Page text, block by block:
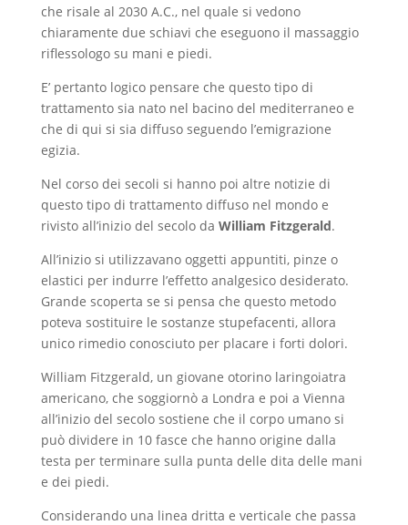
che risale al 2030 A.C., nel quale si vedono
chiaramente due schiavi che eseguono il massaggio
riflessologo su mani e piedi.
E’ pertanto logico pensare che questo tipo di
trattamento sia nato nel bacino del mediterraneo e
che di qui si sia diffuso seguendo l’emigrazione
egizia.
Nel corso dei secoli si hanno poi altre notizie di
questo tipo di trattamento diffuso nel mondo e
rivisto all’inizio del secolo da William Fitzgerald.
All’inizio si utilizzavano oggetti appuntiti, pinze o
elastici per indurre l’effetto analgesico desiderato.
Grande scoperta se si pensa che questo metodo
poteva sostituire le sostanze stupefacenti, allora
unico rimedio conosciuto per placare i forti dolori.
William Fitzgerald, un giovane otorino laringoiatra
americano, che soggiornò a Londra e poi a Vienna
all’inizio del secolo sostiene che il corpo umano si
può dividere in 10 fasce che hanno origine dalla
testa per terminare sulla punta delle dita delle mani
e dei piedi.
Considerando una linea dritta e verticale che passa